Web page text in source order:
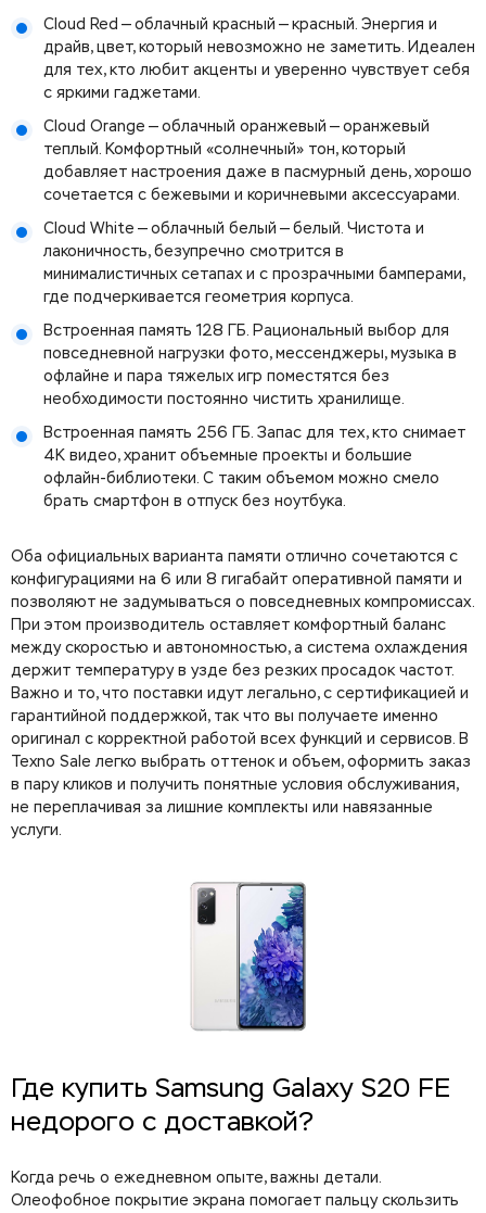
Cloud Red — облачный красный — красный. Энергия и
драйв, цвет, который невозможно не заметить. Идеален
для тех, кто любит акценты и уверенно чувствует себя
с яркими гаджетами.
Cloud Orange — облачный оранжевый — оранжевый
теплый. Комфортный «солнечный» тон, который
добавляет настроения даже в пасмурный день, хорошо
сочетается с бежевыми и коричневыми аксессуарами.
Cloud White — облачный белый — белый. Чистота и
лаконичность, безупречно смотрится в
минималистичных сетапах и с прозрачными бамперами,
где подчеркивается геометрия корпуса.
Встроенная память 128 ГБ. Рациональный выбор для
повседневной нагрузки фото, мессенджеры, музыка в
офлайне и пара тяжелых игр поместятся без
необходимости постоянно чистить хранилище.
Встроенная память 256 ГБ. Запас для тех, кто снимает
4К видео, хранит объемные проекты и большие
офлайн-библиотеки. С таким объемом можно смело
брать смартфон в отпуск без ноутбука.
Оба официальных варианта памяти отлично сочетаются с
конфигурациями на 6 или 8 гигабайт оперативной памяти и
позволяют не задумываться о повседневных компромиссах.
При этом производитель оставляет комфортный баланс
между скоростью и автономностью, а система охлаждения
держит температуру в узде без резких просадок частот.
Важно и то, что поставки идут легально, с сертификацией и
гарантийной поддержкой, так что вы получаете именно
оригинал с корректной работой всех функций и сервисов. В
Texno Sale легко выбрать оттенок и объем, оформить заказ
в пару кликов и получить понятные условия обслуживания,
не переплачивая за лишние комплекты или навязанные
услуги.
Где купить Samsung Galaxy S20 FE
недорого с доставкой?
Когда речь о ежедневном опыте, важны детали.
Олеофобное покрытие экрана помогает пальцу скользить